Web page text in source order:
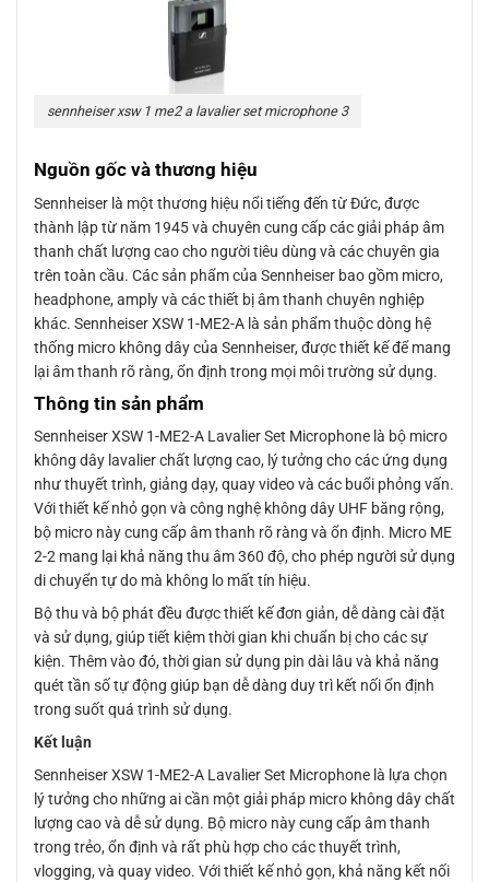
sennheiser xsw 1 me2 a lavalier set microphone 3
Nguồn gốc và thương hiệu
Sennheiser là một thương hiệu nổi tiếng đến từ Đức, được
thành lập từ năm 1945 và chuyên cung cấp các giải pháp âm
thanh chất lượng cao cho người tiêu dùng và các chuyên gia
trên toàn cầu. Các sản phẩm của Sennheiser bao gồm micro,
headphone, amply và các thiết bị âm thanh chuyên nghiệp
khác. Sennheiser XSW 1-ME2-A là sản phẩm thuộc dòng hệ
thống micro không dây của Sennheiser, được thiết kế để mang
lại âm thanh rõ ràng, ổn định trong mọi môi trường sử dụng.
Thông tin sản phẩm
Sennheiser XSW 1-ME2-A Lavalier Set Microphone là bộ micro
không dây lavalier chất lượng cao, lý tưởng cho các ứng dụng
như thuyết trình, giảng dạy, quay video và các buổi phỏng vấn.
Với thiết kế nhỏ gọn và công nghệ không dây UHF băng rộng,
bộ micro này cung cấp âm thanh rõ ràng và ổn định. Micro ME
2-2 mang lại khả năng thu âm 360 độ, cho phép người sử dụng
di chuyển tự do mà không lo mất tín hiệu.
Bộ thu và bộ phát đều được thiết kế đơn giản, dễ dàng cài đặt
và sử dụng, giúp tiết kiệm thời gian khi chuẩn bị cho các sự
kiện. Thêm vào đó, thời gian sử dụng pin dài lâu và khả năng
quét tần số tự động giúp bạn dễ dàng duy trì kết nối ổn định
trong suốt quá trình sử dụng.
Kết luận
Sennheiser XSW 1-ME2-A Lavalier Set Microphone là lựa chọn
lý tưởng cho những ai cần một giải pháp micro không dây chất
lượng cao và dễ sử dụng. Bộ micro này cung cấp âm thanh
trong trẻo, ổn định và rất phù hợp cho các thuyết trình,
vlogging, và quay video. Với thiết kế nhỏ gọn, khả năng kết nối